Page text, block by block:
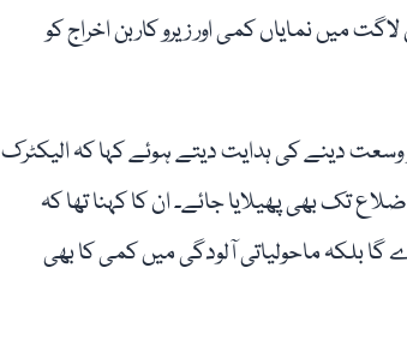
میں نمایاں کمی اور زیرو کاربن اخراج کو
وسعت دینے کی ہدایت دیتے ہوئے کہا کہ الیکٹرک
تک بھی پھیلایا جائے۔ ان کا کہنا تھا کہ
بلکہ ماحولیاتی آلودگی میں کمی کا بھی